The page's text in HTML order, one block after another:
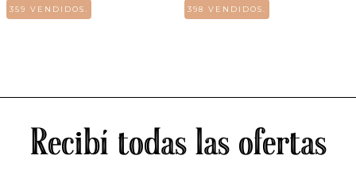
359 VENDIDOS. 398 VENDIDOS.
Recibí todas las ofertas